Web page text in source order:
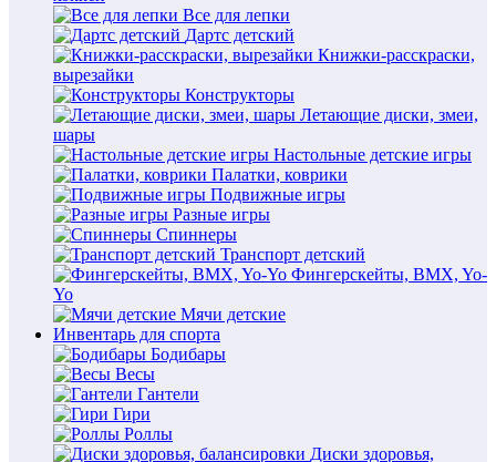
Все для лепки
Дартс детский
Книжки-расскраски,
вырезайки
Конструкторы
Летающие диски, змеи,
шары
Настольные детские игры
Палатки, коврики
Подвижные игры
Разные игры
Спиннеры
Транспорт детский
Фингерскейты, BMX, Yo-
Yo
Мячи детские
Инвентарь для спорта
Бодибары
Весы
Гантели
Гири
Роллы
Диски здоровья,